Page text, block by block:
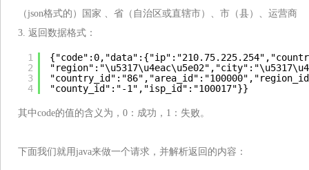
（json格式的）国家 、省（自治区或直辖市）、市（县）、运营商
3. 返回数据格式：
1
2
3
4
"county_id":"-1","isp_id":"100017"}}
其中code的值的含义为，0：成功，1：失败。
下面我们就用java来做一个请求，并解析返回的内容：